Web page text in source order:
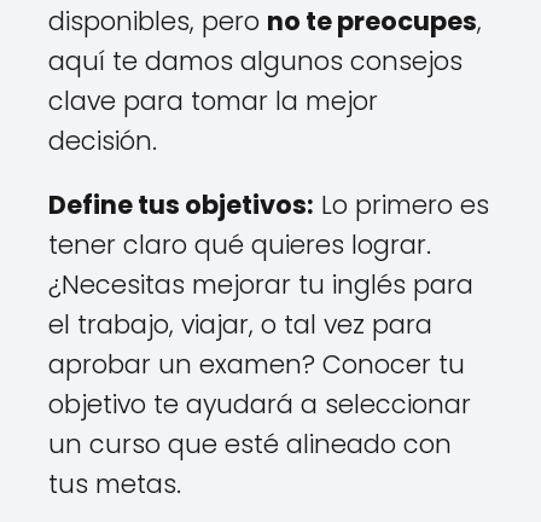
disponibles, pero no te preocupes,
aquí te damos algunos consejos
clave para tomar la mejor
decisión.
Define tus objetivos: Lo primero es
tener claro qué quieres lograr.
¿Necesitas mejorar tu inglés para
el trabajo, viajar, o tal vez para
aprobar un examen? Conocer tu
objetivo te ayudará a seleccionar
un curso que esté alineado con
tus metas.